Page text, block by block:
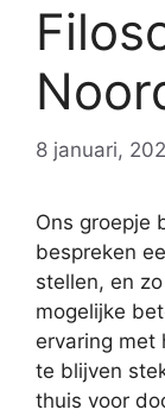
8 januari,
Ons groepje
bespreken
stellen, en
mogelijke
ervaring met
te blijven
thuis voor